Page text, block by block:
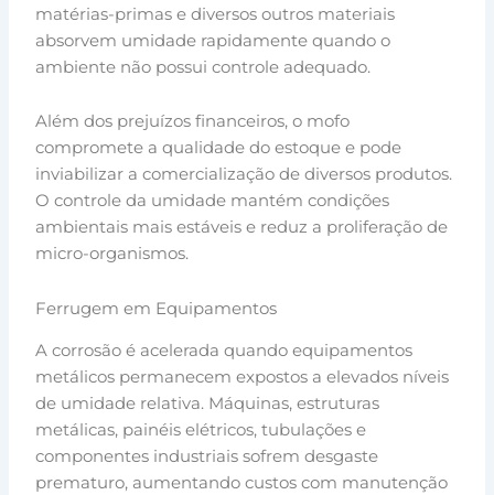
matérias-primas e diversos outros materiais
absorvem umidade rapidamente quando o
ambiente não possui controle adequado.
Além dos prejuízos financeiros, o mofo
compromete a qualidade do estoque e pode
inviabilizar a comercialização de diversos produtos.
O controle da umidade mantém condições
ambientais mais estáveis e reduz a proliferação de
micro-organismos.
Ferrugem em Equipamentos
A corrosão é acelerada quando equipamentos
metálicos permanecem expostos a elevados níveis
de umidade relativa. Máquinas, estruturas
metálicas, painéis elétricos, tubulações e
componentes industriais sofrem desgaste
prematuro, aumentando custos com manutenção